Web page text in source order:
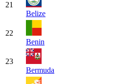
21
Belize
22
Benin
23
Bermuda